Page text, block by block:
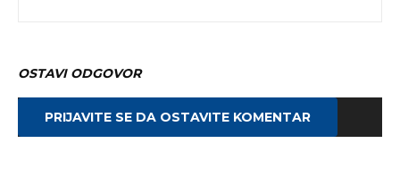
OSTAVI ODGOVOR
PRIJAVITE SE DA OSTAVITE KOMENTAR